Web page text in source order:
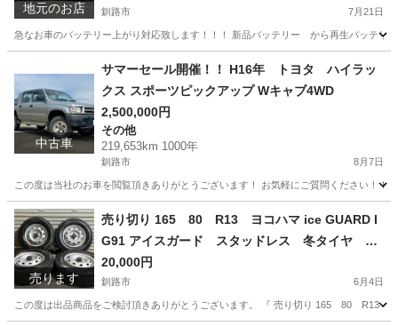
地元のお店 釧路市 7月21日
急なお車のバッテリー上がり対応致します！！！ 新品バッテリー から再生バッテリ
その他 北海道 その他
バッテリー
中古車
サマーセール開催！！ H16年 トヨタ ハイラッ
クス スポーツピックアップ Wキャブ4WD
2,500,000円
その他
219,653km 1000年
釧路市 8月7日
この度は当社のお車を閲覧頂きありがとうございます！ お気軽にご質問くださ
北海道 釧路市 その他
売ります
売り切り 165 80 R13 ヨコハマ ice GUARD I
G91 アイスガード スタッドレス 冬タイヤ 20
23年製造 8部山
20,000円
釧路市 6月4日
この度は出品商品をご検討頂きありがとうございます。 『 売り切り 165 80